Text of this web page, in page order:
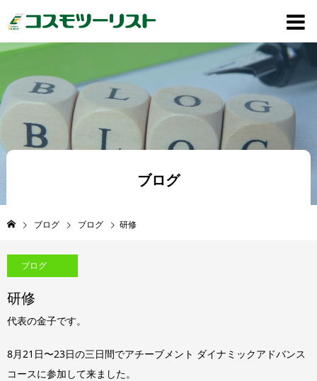
ブログ
ブログ ブログ 研修
ブログ
研修
代表の金子です。
8月21日〜23日の三日間でアチーブメント ダイナミックアドバンス
コースに参加して来ました。